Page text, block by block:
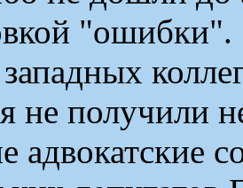
"ошибки".
не получили
адвокатские